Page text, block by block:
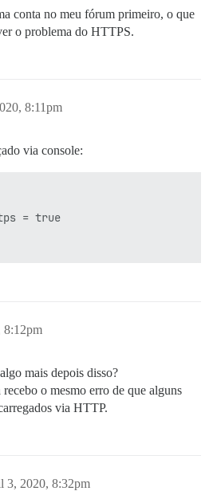
conta no meu fórum primeiro, o que
o problema do HTTPS.
8:11pm
via console:
= true
8:12pm
mais depois disso?
o mesmo erro de que alguns
via HTTP.
3, 2020, 8:32pm